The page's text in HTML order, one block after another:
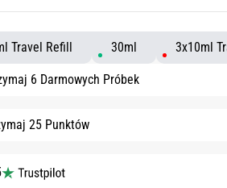
Travel Refill 30ml 3x10ml
6 Darmowych Próbek
25 Punktów